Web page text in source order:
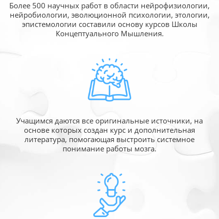
Более 500 научных работ в области нейрофизиологии,
нейробиологии, эволюционной психологии, этологии,
эпистемологии составили основу курсов Школы
Концептуального Мышления.
Учащимся даются все оригинальные источники, на
основе которых создан курс и дополнительная
литература, помогающая выстроить системное
понимание работы мозга.